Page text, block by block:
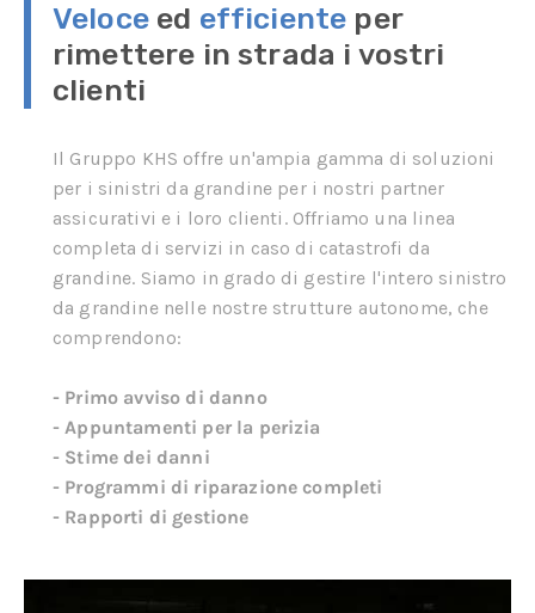
Veloce ed efficiente per
rimettere in strada i vostri
clienti
Il Gruppo KHS offre un'ampia gamma di soluzioni
per i sinistri da grandine per i nostri partner
assicurativi e i loro clienti. Offriamo una linea
completa di servizi in caso di catastrofi da
grandine. Siamo in grado di gestire l'intero sinistro
da grandine nelle nostre strutture autonome, che
comprendono:
- Primo avviso di danno
- Appuntamenti per la perizia
- Stime dei danni
- Programmi di riparazione completi
- Rapporti di gestione